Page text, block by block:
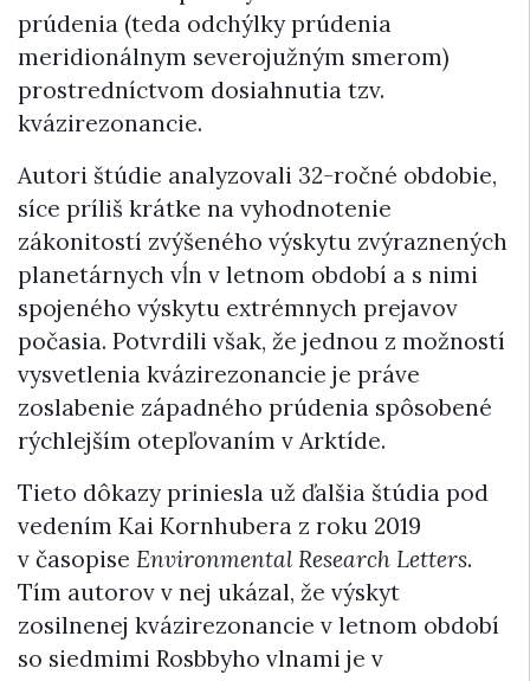
prúdenia (teda odchýlky prúdenia
meridionálnym severojužným smerom)
prostredníctvom dosiahnutia tzv.
kvázirezonancie.
Autori štúdie analyzovali 32-ročné obdobie,
síce príliš krátke na vyhodnotenie
zákonitostí zvýšeného výskytu zvýraznených
planetárnych vĺn v letnom období a s nimi
spojeného výskytu extrémnych prejavov
počasia. Potvrdili však, že jednou z možností
vysvetlenia kvázirezonancie je práve
zoslabenie západného prúdenia spôsobené
rýchlejším otepľovaním v Arktíde.
Tieto dôkazy priniesla už ďalšia štúdia pod
vedením Kai Kornhubera z roku 2019
v časopise Environmental Research Letters.
Tím autorov v nej ukázal, že výskyt
zosilnenej kvázirezonancie v letnom období
so siedmimi Rosbbyho vlnami je v